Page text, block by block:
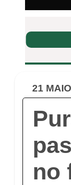
21
no